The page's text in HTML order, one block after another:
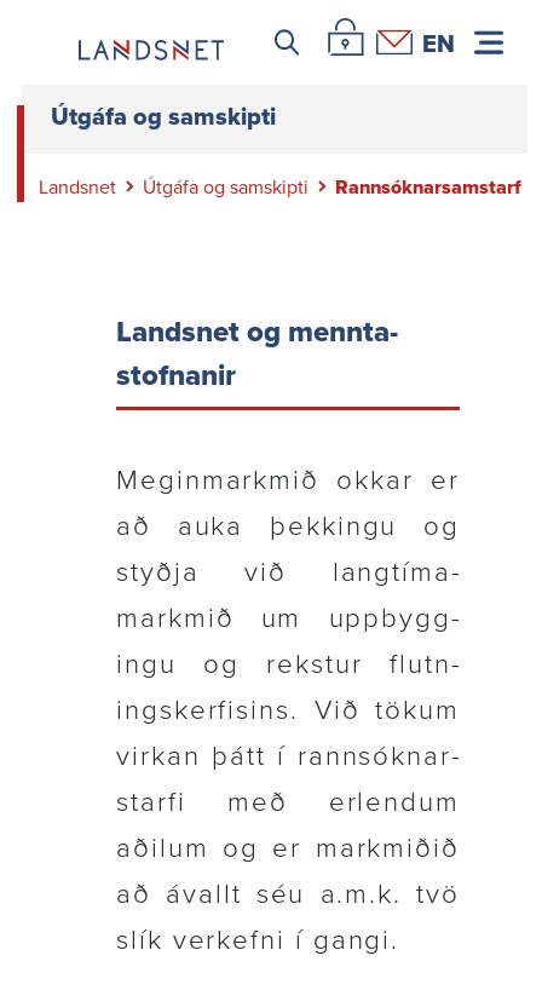
Leitar iconÞjónustuvefur Landsnets
Hafa samband
EN
Útgáfa og samskipti
Landsnet Útgáfa og samskipti Rannsóknarsamstarf
Landsnet og mennta­
stofn­anir
Megin­markmið okkar er
að auka þekk­ingu og
styðja við lang­tíma­
markmið um uppbygg­
ingu og rekstur flutn­
ings­kerf­is­ins. Við tökum
virkan þátt í rann­sókn­ar­
starfi með erlendum
aðilum og er mark­miðið
að ávallt séu a.m.k. tvö
slík verk­efni í gangi.